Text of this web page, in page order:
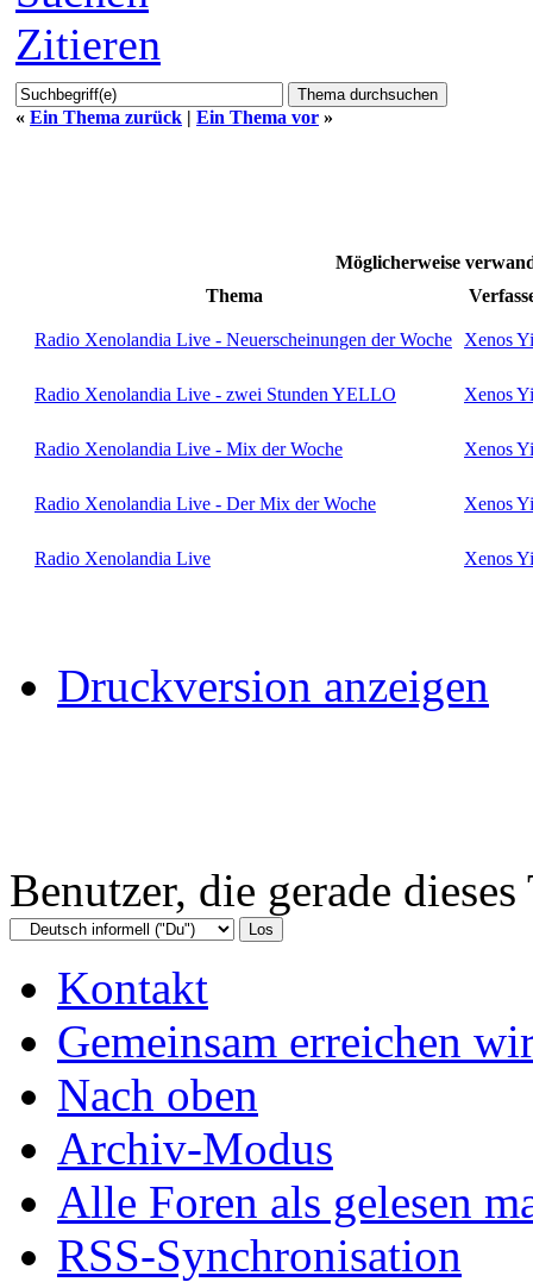
Zitieren
« Ein Thema zurück | Ein Thema vor »
Möglicherweise
Thema
Radio Xenolandia Live - Neuerscheinungen der Woche Xenos
Radio Xenolandia Live - zwei Stunden YELLO Xenos
Radio Xenolandia Live - Mix der Woche Xenos
Radio Xenolandia Live - Der Mix der Woche Xenos
Radio Xenolandia Live Xenos
Druckversion anzeigen
Benutzer, die gerade
Kontakt
Gemeinsam erreichen
Nach oben
Archiv-Modus
Alle Foren als gelesen
RSS-Synchronisation